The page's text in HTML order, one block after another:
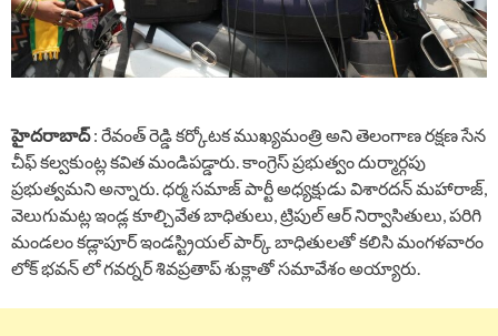
హైదరాబాద్: రేవంత్ రెడ్డి కర్కోటక ముఖ్యమంత్రి అని తెలంగాణ రక్షణ సేన
చీఫ్ కల్వకుంట్ల కవిత మండిపడ్డారు. కాంగ్రెస్ ప్రభుత్వం దుర్మార్గపు
ప్రభుత్వమని అన్నారు. ధర్మ సమాజ్ పార్టీ అధ్యక్షుడు విశారదన్ మహారాజ్,
వెలుగుమట్ల ఇండ్ల కూల్చివేత బాధితులు, ట్రిపుల్ ఆర్ నిర్వాసితులు, పరిగి
మండలం కడ్లాపూర్ ఇండస్ట్రియల్ పార్క్ బాధితులతో కలిసి మంగళవారం
లోక్ భవన్ లో గవర్నర్ శివప్రతాప్ శుక్లాతో సమావేశం అయ్యారు.